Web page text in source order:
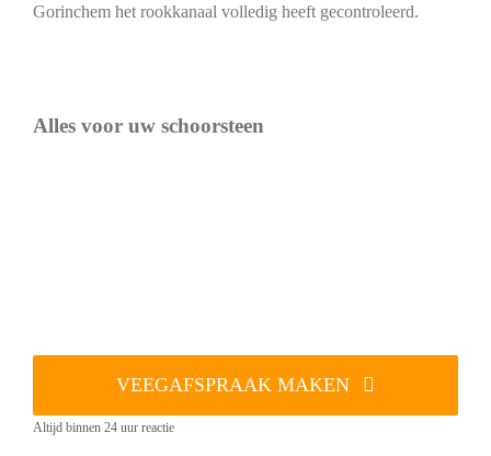
Gorinchem het rookkanaal volledig heeft gecontroleerd.
Alles voor uw schoorsteen
VEEGAFSPRAAK MAKEN
Altijd binnen 24 uur reactie